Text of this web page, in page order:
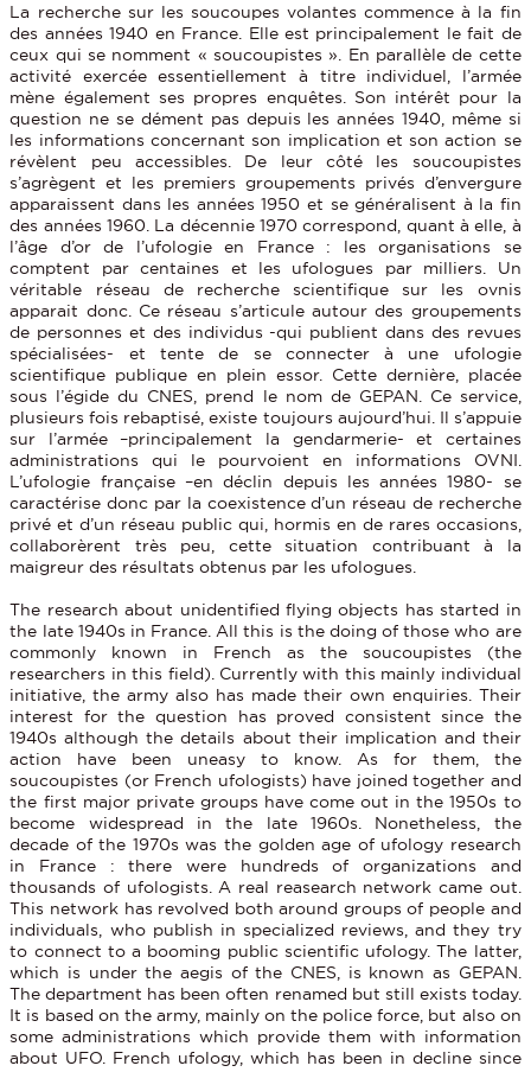
La recherche sur les soucoupes volantes commence à la fin
des années 1940 en France. Elle est principalement le fait de
ceux qui se nomment « soucoupistes ». En parallèle de cette
activité exercée essentiellement à titre individuel, l’armée
mène également ses propres enquêtes. Son intérêt pour la
question ne se dément pas depuis les années 1940, même si
les informations concernant son implication et son action se
révèlent peu accessibles. De leur côté les soucoupistes
s’agrègent et les premiers groupements privés d’envergure
apparaissent dans les années 1950 et se généralisent à la fin
des années 1960. La décennie 1970 correspond, quant à elle, à
l’âge d’or de l’ufologie en France : les organisations se
comptent par centaines et les ufologues par milliers. Un
véritable réseau de recherche scientifique sur les ovnis
apparait donc. Ce réseau s’articule autour des groupements
de personnes et des individus -qui publient dans des revues
spécialisées- et tente de se connecter à une ufologie
scientifique publique en plein essor. Cette dernière, placée
sous l’égide du CNES, prend le nom de GEPAN. Ce service,
plusieurs fois rebaptisé, existe toujours aujourd’hui. Il s’appuie
sur l’armée –principalement la gendarmerie- et certaines
administrations qui le pourvoient en informations OVNI.
L’ufologie française –en déclin depuis les années 1980- se
caractérise donc par la coexistence d’un réseau de recherche
privé et d’un réseau public qui, hormis en de rares occasions,
collaborèrent très peu, cette situation contribuant à la
maigreur des résultats obtenus par les ufologues.
The research about unidentified flying objects has started in
the late 1940s in France. All this is the doing of those who are
commonly known in French as the soucoupistes (the
researchers in this field). Currently with this mainly individual
initiative, the army also has made their own enquiries. Their
interest for the question has proved consistent since the
1940s although the details about their implication and their
action have been uneasy to know. As for them, the
soucoupistes (or French ufologists) have joined together and
the first major private groups have come out in the 1950s to
become widespread in the late 1960s. Nonetheless, the
decade of the 1970s was the golden age of ufology research
in France : there were hundreds of organizations and
thousands of ufologists. A real reasearch network came out.
This network has revolved both around groups of people and
individuals, who publish in specialized reviews, and they try
to connect to a booming public scientific ufology. The latter,
which is under the aegis of the CNES, is known as GEPAN.
The department has been often renamed but still exists today.
It is based on the army, mainly on the police force, but also on
some administrations which provide them with information
about UFO. French ufology, which has been in decline since